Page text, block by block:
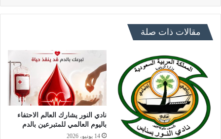
مقالات ذات صلة
نادي النور يشارك العالم الاحتفاء
باليوم العالمي للمتبرعين بالدم
14 يونيو، 2026